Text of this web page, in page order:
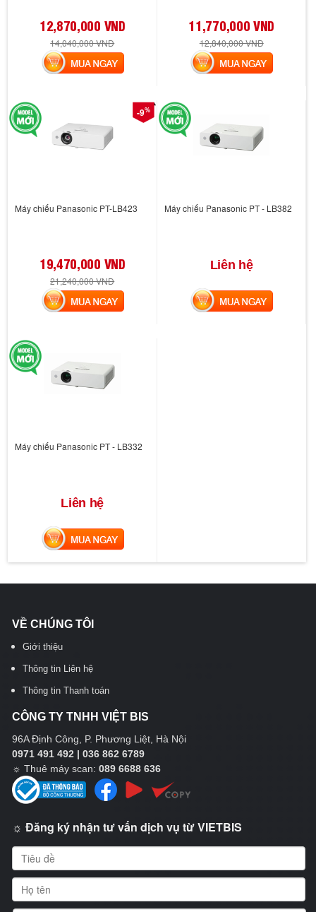
12,870,000 VND
14,040,000 VND
MUA NGAY
11,770,000 VND
12,840,000 VND
MUA NGAY
-9%
Máy chiếu Panasonic PT-LB423
19,470,000 VND
21,240,000 VND
MUA NGAY
Máy chiếu Panasonic PT - LB382
Liên hệ
MUA NGAY
Máy chiếu Panasonic PT - LB332
Liên hệ
MUA NGAY
VỀ CHÚNG TÔI
Giới thiệu
Thông tin Liên hệ
Thông tin Thanh toán
CÔNG TY TNHH VIỆT BIS
96A Định Công, P. Phương Liệt, Hà Nội
0971 491 492 | 036 862 6789
☼ Thuê máy scan: 089 6688 636
☼ Đăng ký nhận tư vấn dịch vụ từ VIETBIS